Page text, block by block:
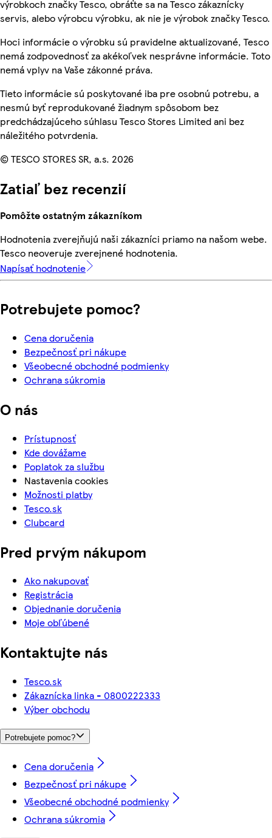
výrobkoch značky Tesco, obráťte sa na Tesco zákaznícky
servis, alebo výrobcu výrobku, ak nie je výrobok značky Tesco.
Hoci informácie o výrobku sú pravidelne aktualizované, Tesco
nemá zodpovednosť za akékoľvek nesprávne informácie. Toto
nemá vplyv na Vaše zákonné práva.
Tieto informácie sú poskytované iba pre osobnú potrebu, a
nesmú byť reprodukované žiadnym spôsobom bez
predchádzajúceho súhlasu Tesco Stores Limited ani bez
náležitého potvrdenia.
© TESCO STORES SR, a.s. 2026
Zatiaľ bez recenzií
Pomôžte ostatným zákazníkom
Hodnotenia zverejňujú naši zákazníci priamo na našom webe.
Tesco neoveruje zverejnené hodnotenia.
Napísať hodnotenie
Potrebujete pomoc?
Cena doručenia
Bezpečnosť pri nákupe
Všeobecné obchodné podmienky
Ochrana súkromia
O nás
Prístupnosť
Kde dovážame
Poplatok za službu
Nastavenia cookies
Možnosti platby
Tesco.sk
Clubcard
Pred prvým nákupom
Ako nakupovať
Registrácia
Objednanie doručenia
Moje obľúbené
Kontaktujte nás
Tesco.sk
Zákaznícka linka - 0800222333
Výber obchodu
Potrebujete pomoc?
Cena doručenia
Bezpečnosť pri nákupe
Všeobecné obchodné podmienky
Ochrana súkromia